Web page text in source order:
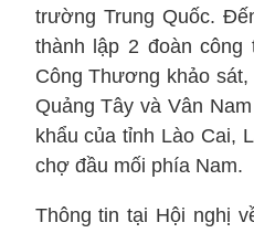
trường Trung Quốc.
thành lập 2 đoàn
Công Thương khảo
Quảng Tây và Vân
khẩu của tỉnh Lào Cai,
chợ đầu mối phía Nam.
Thông tin tại Hội nghị